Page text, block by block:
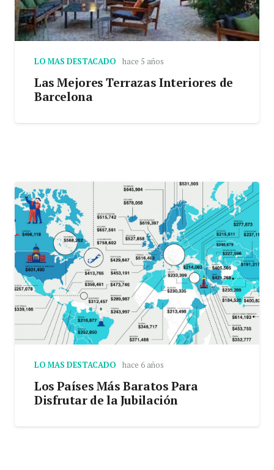
LO MAS DESTACADO hace 5 años
Las Mejores Terrazas Interiores de
Barcelona
LO MAS DESTACADO hace 6 años
Los Países Más Baratos Para
Disfrutar de la Jubilación